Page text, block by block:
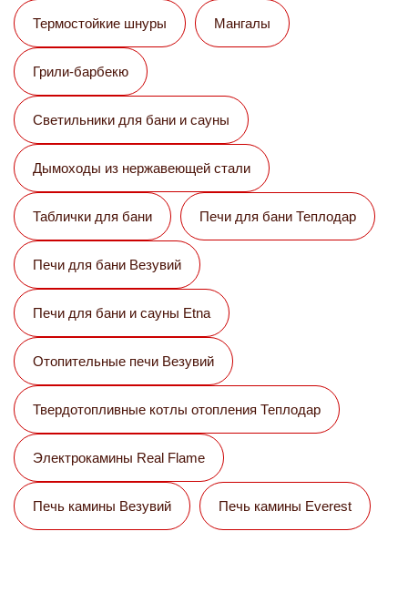
Термостойкие шнуры Мангалы
Грили-барбекю
Светильники для бани и сауны
Дымоходы из нержавеющей стали
Таблички для бани Печи для бани Теплодар
Печи для бани Везувий
Печи для бани и сауны Etna
Отопительные печи Везувий
Твердотопливные котлы отопления Теплодар
Электрокамины Real Flame
Печь камины Везувий Печь камины Everest